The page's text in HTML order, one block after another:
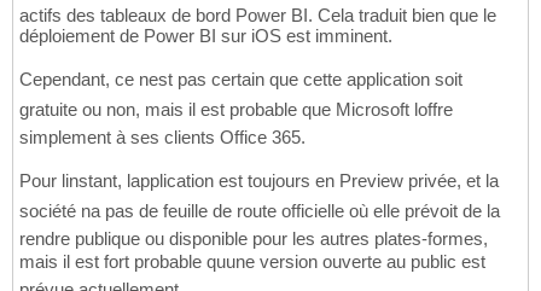
actifs des tableaux de bord Power BI. Cela traduit bien que le
déploiement de Power BI sur iOS est imminent.
Cependant, ce nest pas certain que cette application soit
gratuite ou non, mais il est probable que Microsoft loffre
simplement à ses clients Office 365.
Pour linstant, lapplication est toujours en Preview privée, et la
société na pas de feuille de route officielle où elle prévoit de la
rendre publique ou disponible pour les autres plates-formes,
mais il est fort probable quune version ouverte au public est